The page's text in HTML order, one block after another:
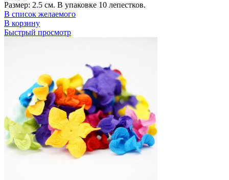
Размер: 2.5 см. В упаковке 10 лепестков.
В список желаемого
В корзину
Быстрый просмотр